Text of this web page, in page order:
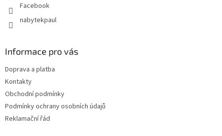
Facebook
nabytekpaul
Informace pro vás
Doprava a platba
Kontakty
Obchodní podmínky
Podmínky ochrany osobních údajů
Reklamační řád